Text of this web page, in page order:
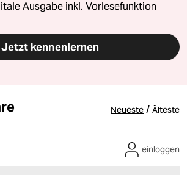
Ausgabe inkl. Vorlesefunktion
Jetzt kennenlernen
Neueste / Älteste
einloggen